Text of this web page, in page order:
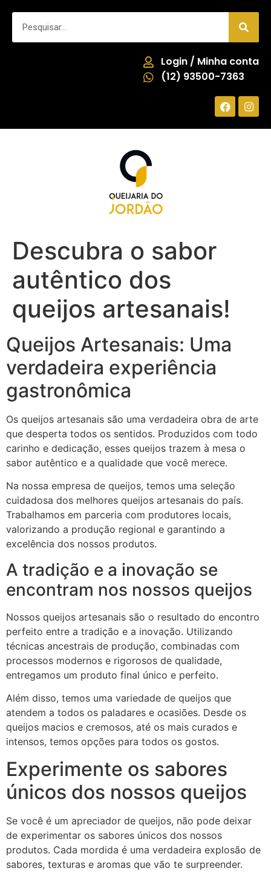
Login / Minha conta
(12) 93500-7363
Descubra o sabor
autêntico dos
queijos artesanais!
Queijos Artesanais: Uma
verdadeira experiência
gastronômica
Os queijos artesanais são uma verdadeira obra de arte
que desperta todos os sentidos. Produzidos com todo
carinho e dedicação, esses queijos trazem à mesa o
sabor autêntico e a qualidade que você merece.
Na nossa empresa de queijos, temos uma seleção
cuidadosa dos melhores queijos artesanais do país.
Trabalhamos em parceria com produtores locais,
valorizando a produção regional e garantindo a
excelência dos nossos produtos.
A tradição e a inovação se
encontram nos nossos queijos
Nossos queijos artesanais são o resultado do encontro
perfeito entre a tradição e a inovação. Utilizando
técnicas ancestrais de produção, combinadas com
processos modernos e rigorosos de qualidade,
entregamos um produto final único e perfeito.
Além disso, temos uma variedade de queijos que
atendem a todos os paladares e ocasiões. Desde os
queijos macios e cremosos, até os mais curados e
intensos, temos opções para todos os gostos.
Experimente os sabores
únicos dos nossos queijos
Se você é um apreciador de queijos, não pode deixar
de experimentar os sabores únicos dos nossos
produtos. Cada mordida é uma verdadeira explosão de
sabores, texturas e aromas que vão te surpreender.